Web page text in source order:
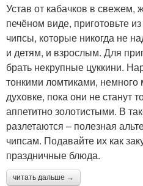
Устав от кабачков в
печёном виде, приготовьте
чипсы, которые никогда не
и детям, и взрослым. Для
брать некрупные цуккини.
тонкими ломтиками,
духовке, пока они не станут
аппетитно золотистыми. В
разлетаются – полезная
чипсам. Подавайте их как
праздничные блюда.
читать дальше →